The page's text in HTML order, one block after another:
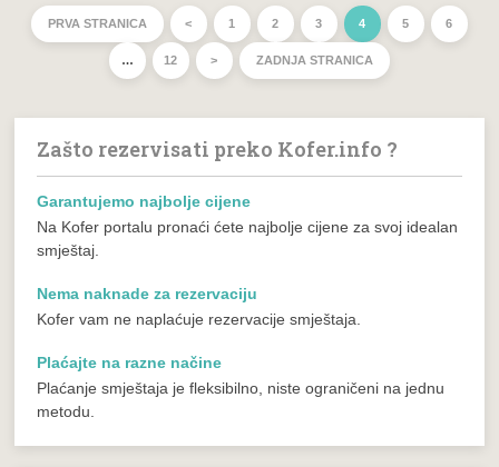
PRVA STRANICA < 1 2 3 4 5 6
… 12 > ZADNJA STRANICA
Zašto rezervisati preko Kofer.info ?
Garantujemo najbolje cijene
Na Kofer portalu pronaći ćete najbolje cijene za svoj idealan
smještaj.
Nema naknade za rezervaciju
Kofer vam ne naplaćuje rezervacije smještaja.
Plaćajte na razne načine
Plaćanje smještaja je fleksibilno, niste ograničeni na jednu
metodu.